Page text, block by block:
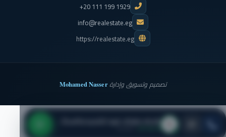
+20 111 199 1929
info@realestate.eg
https://realestate.eg
تصميم وتسويق وإدارةMohamed Nasser
● متاح الآن